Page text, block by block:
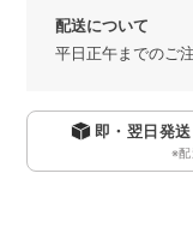
配送について
平日正午までのご
即・翌日発送
※配